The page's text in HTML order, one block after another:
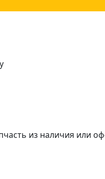
из наличия или